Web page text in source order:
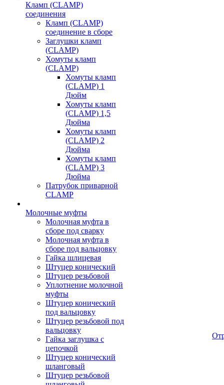
Кламп (CLAMP)
соединения
Кламп (CLAMP)
соединение в сборе
Заглушки кламп
(CLAMP)
Хомуты кламп
(CLAMP)
Хомуты кламп
(CLAMP) 1
Дюйм
Хомуты кламп
(CLAMP) 1,5
Дюйма
Хомуты кламп
(CLAMP) 2
Дюйма
Хомуты кламп
(CLAMP) 3
Дюйма
Патрубок приварной
CLAMP
Молочные муфты
Молочная муфта в
сборе под сварку
Молочная муфта в
сборе под вальцовку
Гайка шлицевая
Штуцер конический
Штуцер резьбовой
Уплотнение молочной
муфты
Штуцер конический
под вальцовку
Штуцер резьбовой под
вальцовку
Гайка заглушка с
цепочкой
Штуцер конический
шланговый
Штуцер резьбовой